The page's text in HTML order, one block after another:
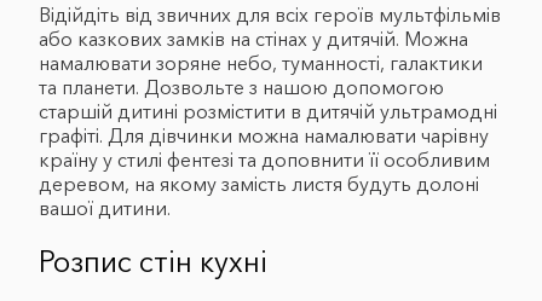
Відійдіть від звичних для всіх героїв мультфільмів
або казкових замків на стінах у дитячій. Можна
намалювати зоряне небо, туманності, галактики
та планети. Дозвольте з нашою допомогою
старшій дитині розмістити в дитячій ультрамодні
графіті. Для дівчинки можна намалювати чарівну
країну у стилі фентезі та доповнити її особливим
деревом, на якому замість листя будуть долоні
вашої дитини.
Розпис стін кухні